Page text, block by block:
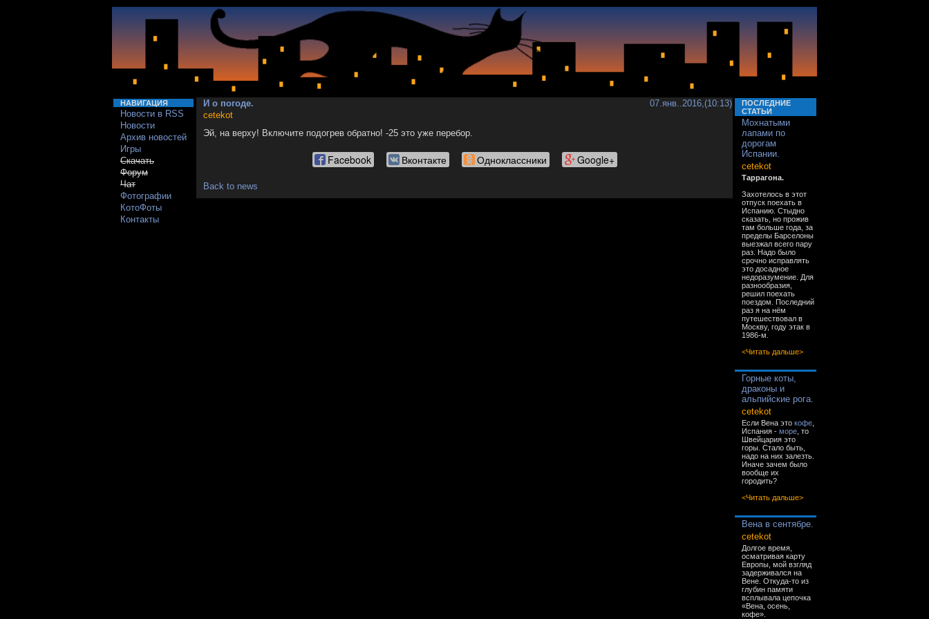
НАВИГАЦИЯ
Новости в RSS
Новости
Архив новостей
Игры
Скачать
Форум
Чат
Фотографии
КотоФоты
Контакты
И о погоде.
07.янв..2016,(10:13)
cetekot
Эй, на верху! Включите подогрев обратно! -25 это уже перебор.
Facebook Вконтакте Одноклассники Google+
Back to news
ПОСЛЕДНИЕ
СТАТЬИ
Мохнатыми
лапами по
дорогам
Испании.
cetekot
Таррагона.
Захотелось в этот
отпуск поехать в
Испанию. Стыдно
сказать, но прожив
там больше года, за
пределы Барселоны
выезжал всего пару
раз. Надо было
срочно исправлять
это досадное
недоразумение. Для
разнообразия,
решил поехать
поездом. Последний
раз я на нём
путешествовал в
Москву, году этак в
1986-м.
<Читать дальше>
Горные коты,
драконы и
альпийские рога.
cetekot
Если Вена это кофе
Испания - море , то
Швейцария это
горы. Стало быть,
надо на них залезть.
Иначе зачем было
вообще их
городить?
<Читать дальше>
Вена в сентябре.
cetekot
Долгое время,
осматривая карту
Европы, мой взгляд
задерживался на
Вене. Откуда-то из
глубин памяти
всплывала цепочка
«Вена, осень,
кофе».